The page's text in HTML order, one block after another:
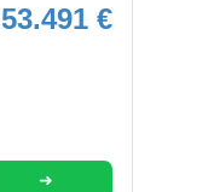
53.491 €
➜